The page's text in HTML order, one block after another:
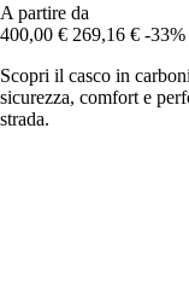
A partire da
400,00 € 269,16 € -33%
Scopri il casco in
sicurezza, comfort e
strada.